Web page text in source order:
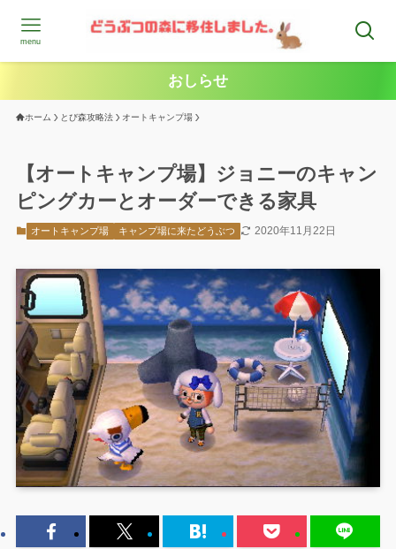
menu
おしらせ
ホーム とび森攻略法 オートキャンプ場
【オートキャンプ場】ジョニーのキャン
ピングカーとオーダーできる家具
オートキャンプ場 キャンプ場に来たどうぶつ 2020年11月22日